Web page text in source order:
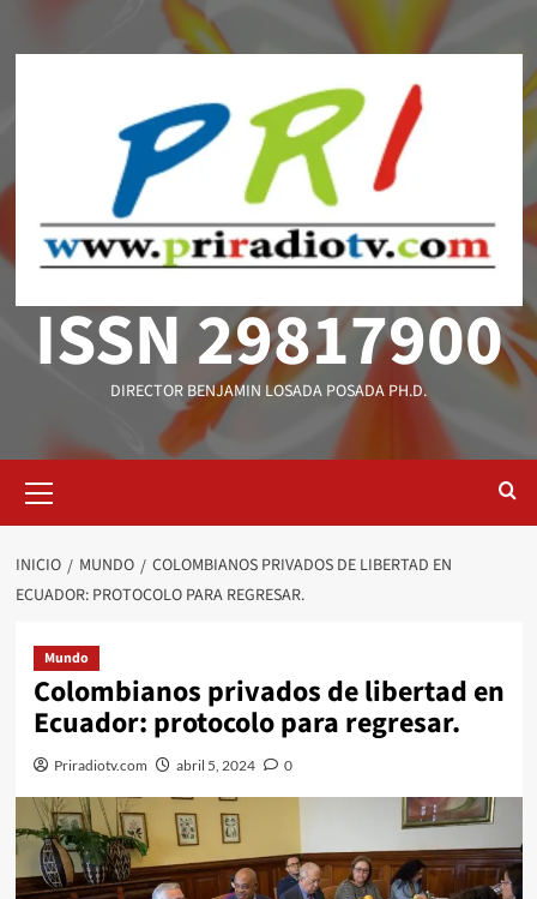
ISSN 29817900
DIRECTOR BENJAMIN LOSADA POSADA PH.D.
primario
INICIO MUNDO
COLOMBIANOS PRIVADOS DE LIBERTAD EN
ECUADOR: PROTOCOLO PARA REGRESAR.
Mundo
Colombianos privados de libertad en
Ecuador: protocolo para regresar.
Priradiotv.com abril 5, 2024 0